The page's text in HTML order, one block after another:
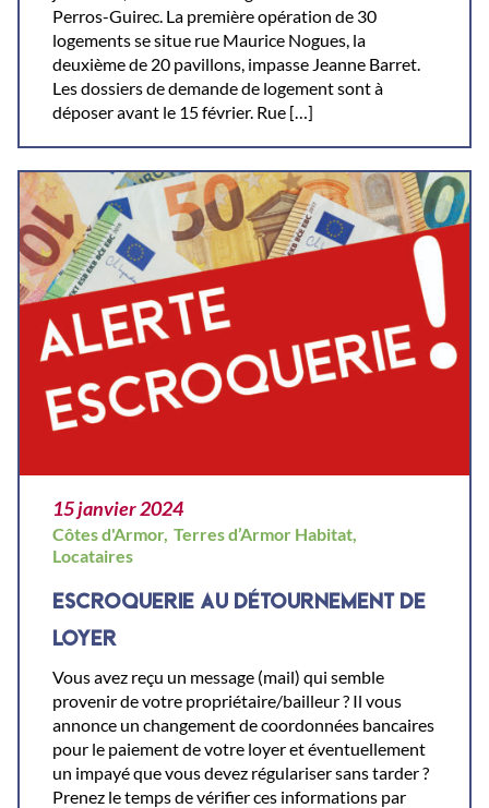
Perros-Guirec. La première opération de 30
logements se situe rue Maurice Nogues, la
deuxième de 20 pavillons, impasse Jeanne Barret.
Les dossiers de demande de logement sont à
déposer avant le 15 février. Rue […]
15 janvier 2024
Côtes d'Armor, Terres d’Armor Habitat,
Locataires
ESCROQUERIE AU DÉTOURNEMENT DE
LOYER
Vous avez reçu un message (mail) qui semble
provenir de votre propriétaire/bailleur ? Il vous
annonce un changement de coordonnées bancaires
pour le paiement de votre loyer et éventuellement
un impayé que vous devez régulariser sans tarder ?
Prenez le temps de vérifier ces informations par